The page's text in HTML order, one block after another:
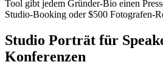
Tool gibt jedem Gründer-Bio einen
Studio-Booking oder $500 Fotografen-
Studio Porträt für
Konferenzen